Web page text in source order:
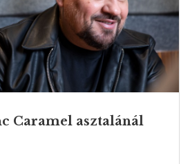
Caramel asztalánál